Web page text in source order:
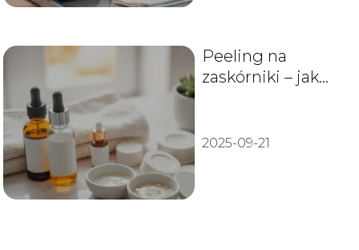
Peeling na
zaskórniki – jak
2025-09-21